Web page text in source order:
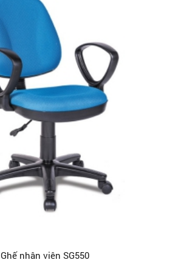
Ghế nhân viên SG550